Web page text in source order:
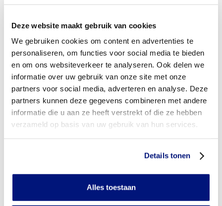
Deze website maakt gebruik van cookies
We gebruiken cookies om content en advertenties te
personaliseren, om functies voor social media te bieden
en om ons websiteverkeer te analyseren. Ook delen we
informatie over uw gebruik van onze site met onze
partners voor social media, adverteren en analyse. Deze
partners kunnen deze gegevens combineren met andere
informatie die u aan ze heeft verstrekt of die ze hebben
verzameld op basis van uw gebruik van hun services.
Details tonen
Alles toestaan
verzekering?
Is de liesorthese individueel vervaardigd of verkrijgbaar in
confectie standaard uitvoeringen?
Is de liesorthese mijn eigendom?
Wanneer mag mijn liesorthese vervangen worden?
toestemming nodig van mijn zorgverzekeraar?
Kan ik een reserve liesorthese vergoed krijgen?